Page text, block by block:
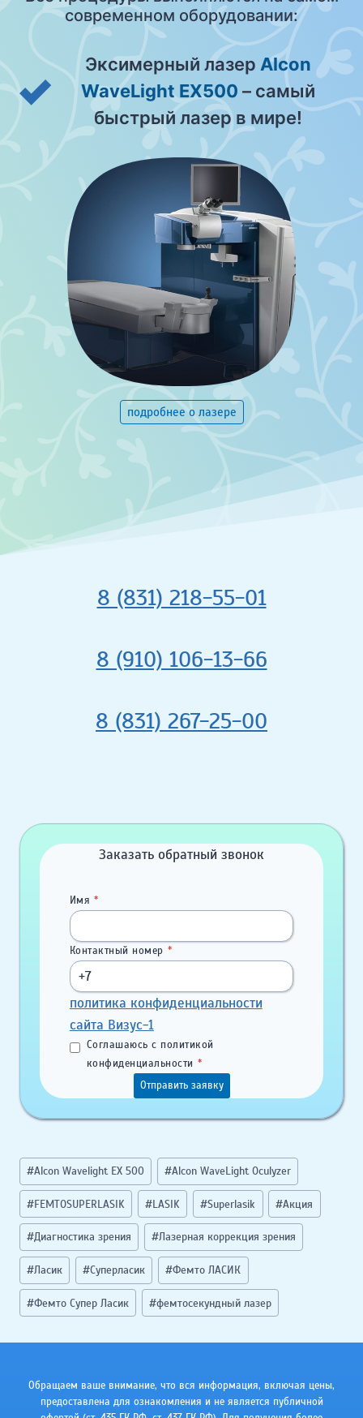
современном оборудовании:
Эксимерный лазер Alcon
WaveLight EX500 – самый
быстрый лазер в мире!
подробнее о лазере
8 (831) 218-55-01
8 (910) 106-13-66
8 (831) 267-25-00
Заказать обратный звонок
Имя *
Контактный номер *
политика конфиденциальности
сайта Визус-1
Соглашаюсь с политикой
конфиденциальности *
Отправить заявку
Метки
записи:
#Alcon Wavelight EX 500 #Alcon WaveLight Oculyzer
#FEMTOSUPERLASIK #LASIK #Superlasik #Акция
#Диагностика зрения #Лазерная коррекция зрения
#Ласик #Суперласик #Фемто ЛАСИК
#Фемто Супер Ласик #фемтосекундный лазер
Обращаем ваше внимание, что вся информация, включая цены,
предоставлена для ознакомления и не является публичной